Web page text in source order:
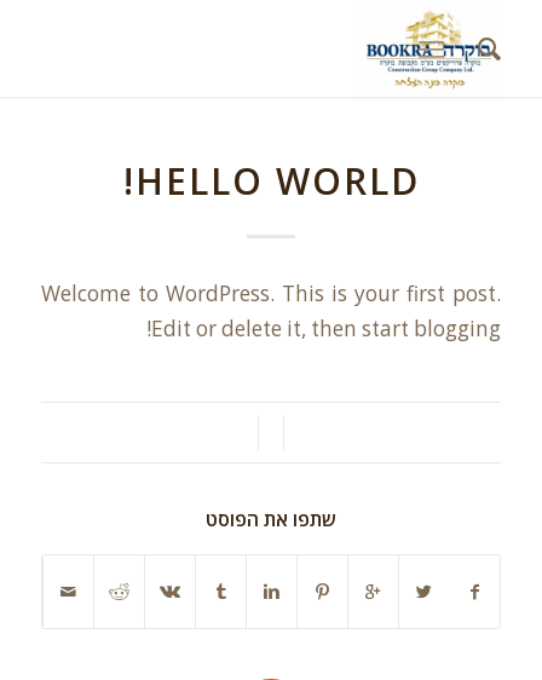
HELLO WORLD!
Welcome to WordPress. This is your first post.
Edit or delete it, then start blogging!
שתפו את הפוסט